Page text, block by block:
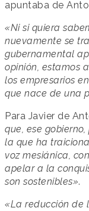
apuntaba de
«Ni si quiera
nuevamente se
gubernamental
opinión, estamos
los empresarios
que nace de una
Para Javier de
que, ese
la que ha
voz mesiánica,
apelar a la
son sostenibles».
«La reducción de